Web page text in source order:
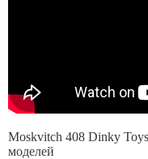
Moskvitch 408 Dinky
моделей